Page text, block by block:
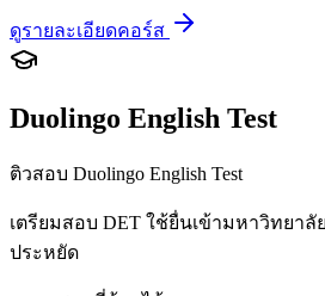
ดูรายละเอียดคอร์ส
Duolingo English Test
ติวสอบ Duolingo English Test
เตรียมสอบ DET ใช้ยื่นเข้ามหาวิทยาลั
ประหยัด